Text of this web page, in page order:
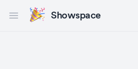
Open main menuShowspace